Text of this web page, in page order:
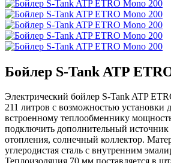
Бойлер S-Tank ATP
Электрический бойлер S-Tank ATP
211 литров с возможностью
встроенному теплообменнику
подключить дополнительный источник
отопления, солнечный коллектор.
углеродистая сталь с внутренним